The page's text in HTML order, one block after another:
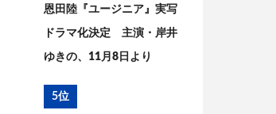
恩田陸『ユージニア』実写
ドラマ化決定 主演・岸井
ゆきの、11月8日より
5位